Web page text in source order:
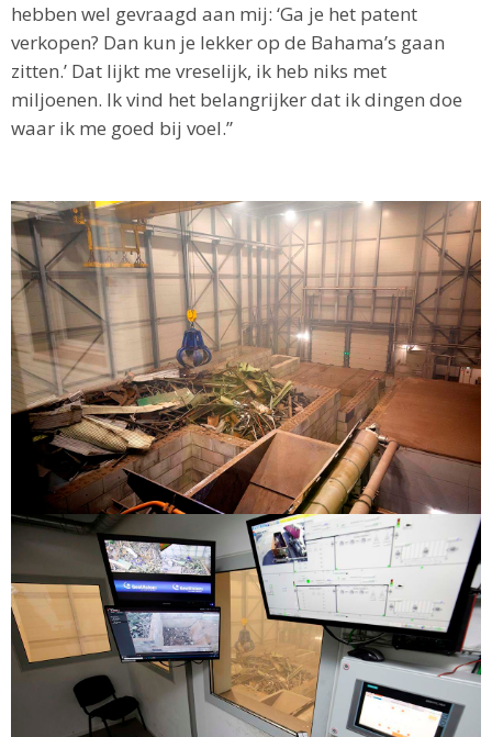
hebben wel gevraagd aan mij: ‘Ga je het patent
verkopen? Dan kun je lekker op de Bahama’s gaan
zitten.’ Dat lijkt me vreselijk, ik heb niks met
miljoenen. Ik vind het belangrijker dat ik dingen doe
waar ik me goed bij voel.”